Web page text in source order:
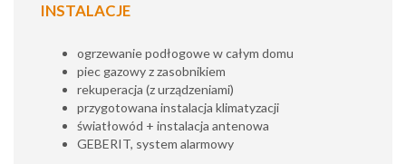
INSTALACJE
ogrzewanie podłogowe w całym domu
piec gazowy z zasobnikiem
rekuperacja (z urządzeniami)
przygotowana instalacja klimatyzacji
światłowód + instalacja antenowa
GEBERIT, system alarmowy